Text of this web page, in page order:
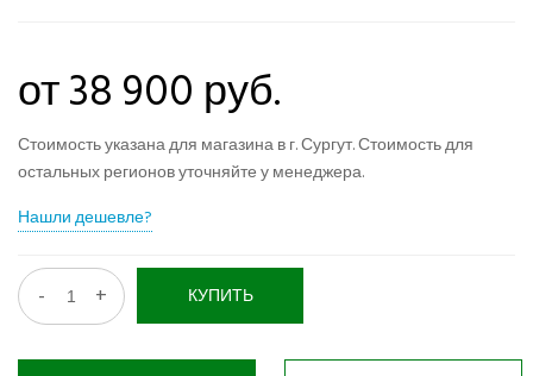
от 38 900 руб.
Стоимость указана для магазина в г. Сургут. Стоимость для
остальных регионов уточняйте у менеджера.
Нашли дешевле?
- + КУПИТЬ